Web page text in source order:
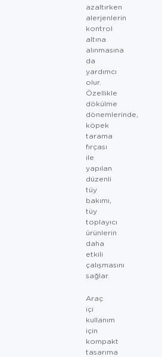
azaltırken
alerjenlerin
kontrol
altına
alınmasına
da
yardımcı
olur.
Özellikle
dökülme
dönemlerinde,
köpek
tarama
fırçası
ile
yapılan
düzenli
tüy
bakımı,
tüy
toplayıcı
ürünlerin
daha
etkili
çalışmasını
sağlar.
Araç
içi
kullanım
için
kompakt
tasarıma